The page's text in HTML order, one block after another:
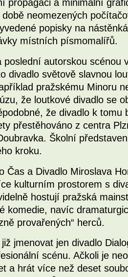
propagaci a minimální
době neomezených
popisky na
místních písmomalířů.
poslední autorskou scénou
divadlo světově slavnou
pražskému Minoru
že loutkové divadlo se
že divadlo k tomu
přestěhováno z centra
Školní
kroku.
Čas a Divadlo Miroslava
kulturním prostorem s
hostují pražská
komedie, navíc
provařených“ herců.
jmenovat jen divadlo
scénu. Ačkoli je
a hrát více než deset